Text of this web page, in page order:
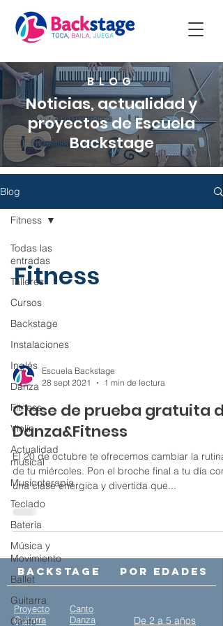
BLOG
Noticias, actualidad y
proyectos de Escuela
Backstage
Blog
Todas las
entradas
Talleres
Cursos
Backstage
Instalaciones
Inglés
Danza
Fitness
Violín
Actualidad
musical
Musicoterapia
Teclado
Batería
Música y
Movimiento
Ballet
Guitarra
Canto
Fitness
Fitness
Escuela Backstage
28 sept 2021
1 min de lectura
Clase de prueba gratuita de
Danza&Fitness
El 20 de octubre te ofrecemos cambiar la rutina
de tu miércoles. Pon el broche final a tu día con
una clase enérgica y divertida que...
Backstage Por edades
Proyecto
Guitarra
Canto
Danza
De 2 a 5 años